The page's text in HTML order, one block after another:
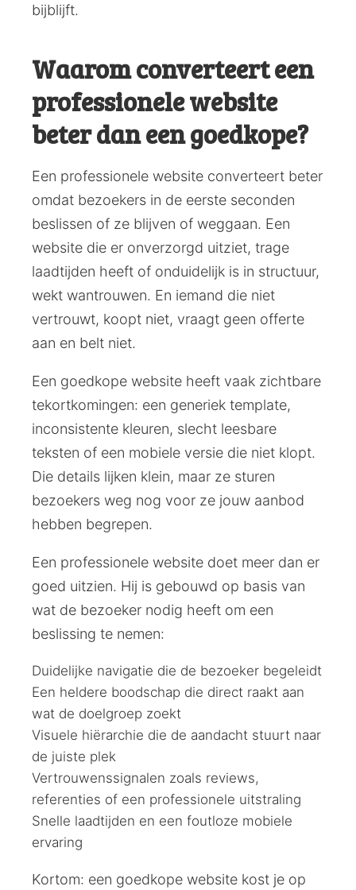
bijblijft.
Waarom converteert een
professionele website
beter dan een goedkope?
Een professionele website converteert beter
omdat bezoekers in de eerste seconden
beslissen of ze blijven of weggaan. Een
website die er onverzorgd uitziet, trage
laadtijden heeft of onduidelijk is in structuur,
wekt wantrouwen. En iemand die niet
vertrouwt, koopt niet, vraagt geen offerte
aan en belt niet.
Een goedkope website heeft vaak zichtbare
tekortkomingen: een generiek template,
inconsistente kleuren, slecht leesbare
teksten of een mobiele versie die niet klopt.
Die details lijken klein, maar ze sturen
bezoekers weg nog voor ze jouw aanbod
hebben begrepen.
Een professionele website doet meer dan er
goed uitzien. Hij is gebouwd op basis van
wat de bezoeker nodig heeft om een
beslissing te nemen:
Duidelijke navigatie die de bezoeker begeleidt
Een heldere boodschap die direct raakt aan
wat de doelgroep zoekt
Visuele hiërarchie die de aandacht stuurt naar
de juiste plek
Vertrouwenssignalen zoals reviews,
referenties of een professionele uitstraling
Snelle laadtijden en een foutloze mobiele
ervaring
Kortom: een goedkope website kost je op